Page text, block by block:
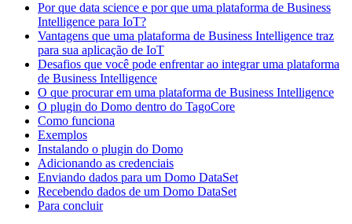
Por que data science e por que uma plataforma de Business
Intelligence para IoT?
Vantagens que uma plataforma de Business Intelligence traz
para sua aplicação de IoT
Desafios que você pode enfrentar ao integrar uma plataforma
de Business Intelligence
O que procurar em uma plataforma de Business Intelligence
O plugin do Domo dentro do TagoCore
Como funciona
Exemplos
Instalando o plugin do Domo
Adicionando as credenciais
Enviando dados para um Domo DataSet
Recebendo dados de um Domo DataSet
Para concluir